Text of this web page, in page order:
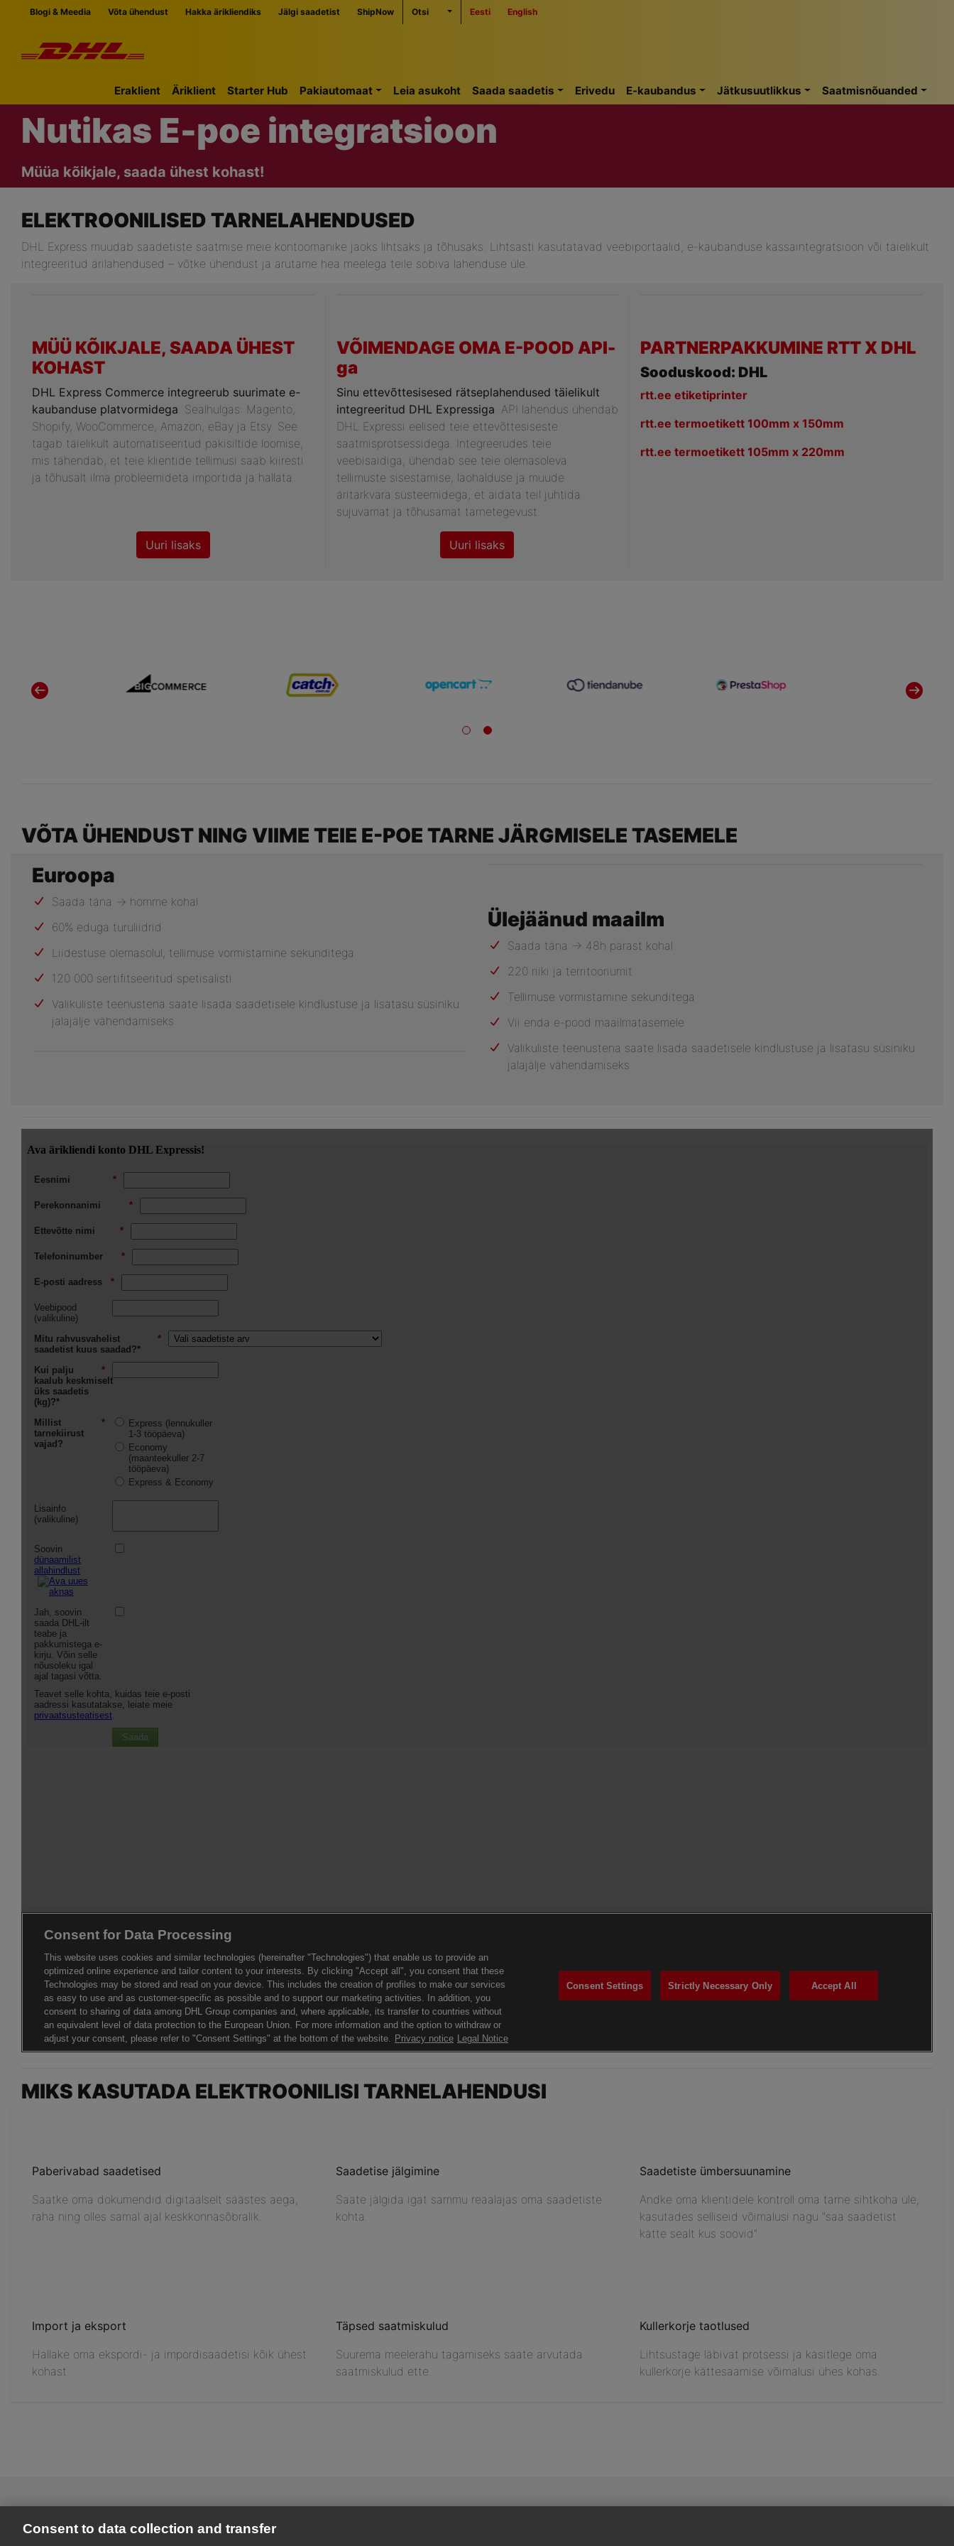
Jäta navigatsioon vahele
Blogi & Meedia Võta ühendust Hakka ärikliendiks Jälgi saadetist ShipNow Otsi Eesti English
Eraklient Äriklient Starter Hub Pakiautomaat Leia asukoht Saada saadetis Erivedu E-kaubandus Jätkusuutlikkus Saatmisnõuanded
Nutikas E-poe integratsioon
Müüa kõikjale, saada ühest kohast!
ELEKTROONILISED TARNELAHENDUSED
DHL Express muudab saadetiste saatmise meie kontoomanike jaoks lihtsaks ja tõhusaks. Lihtsasti kasutatavad veebiportaalid, e-kaubanduse kassaintegratsioon või täielikult
integreeritud ärilahendused – võtke ühendust ja arutame hea meelega teile sobiva lahenduse üle.
MÜÜ KÕIKJALE, SAADA ÜHEST
KOHAST
DHL Express Commerce integreerub suurimate e-
kaubanduse platvormidega . Sealhulgas: Magento,
Shopify, WooCommerce, Amazon, eBay ja Etsy. See
tagab täielikult automatiseeritud pakisiltide loomise,
mis tähendab, et teie klientide tellimusi saab kiiresti
ja tõhusalt ilma probleemideta importida ja hallata.
Uuri lisaks
VÕIMENDAGE OMA E-POOD API-
ga
Sinu ettevõttesisesed rätseplahendused täielikult
integreeritud DHL Expressiga . API lahendus ühendab
DHL Expressi eelised teie ettevõttesiseste
saatmisprotsessidega. Integreerudes teie
veebisaidiga, ühendab see teie olemasoleva
tellimuste sisestamise, laohalduse ja muude
äritarkvara süsteemidega, et aidata teil juhtida
sujuvamat ja tõhusamat tarnetegevust.
Uuri lisaks
PARTNERPAKKUMINE RTT X DHL
Sooduskood: DHL
rtt.ee etiketiprinter
rtt.ee termoetikett 100mm x 150mm
rtt.ee termoetikett 105mm x 220mm
Eelmine
VÕTA ÜHENDUST NING VIIME TEIE E-POE TARNE JÄRGMISELE TASEMELE
Euroopa
Saada täna -> homme kohal
60% eduga turuliidrid
Liidestuse olemasolul, tellimuse vormistamine sekunditega
120 000 sertifitseeritud spetisalisti
Valikuliste teenustena saate lisada saadetisele kindlustuse ja lisatasu süsiniku
jalajälje vähendamiseks
Ülejäänud maailm
Saada täna -> 48h pärast kohal
220 riiki ja territooriumit
Tellimuse vormistamine sekunditega
Vii enda e-pood maailmatasemele
Valikuliste teenustena saate lisada saadetisele kindlustuse ja lisatasu süsiniku
jalajälje vähendamiseks
MIKS KASUTADA ELEKTROONILISI TARNELAHENDUSI
Paberivabad saadetised
Saatke oma dokumendid digitaalselt säästes aega,
raha ning olles samal ajal keskkonnasõbralik.
Saadetise jälgimine
Saate jälgida igat sammu reaalajas oma saadetiste
kohta.
Saadetiste ümbersuunamine
Andke oma klientidele kontroll oma tarne sihtkoha üle,
kasutades selliseid võimalusi nagu "saa saadetist
kätte sealt kus soovid"
Import ja eksport
Hallake oma ekspordi- ja impordisaadetisi kõik ühest
kohast.
Täpsed saatmiskulud
Suurema meelerahu tagamiseks saate arvutada
saatmiskulud ette.
Kullerkorje taotlused
Lihtsustage läbivat protsessi ja käsitlege oma
kullerkorje kättesaamise võimalusi ühes kohas.
Consent to data collection and transfer